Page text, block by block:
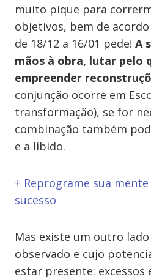
muito pique para
objetivos, bem de
de 18/12 a 16/01 pede! A
mãos à obra, lutar pelo
empreender
conjunção ocorre em
transformação), se for
combinação também
e a libido.
+ Reprograme sua
sucesso
Mas existe um outro
observado e cujo
estar presente: excessos